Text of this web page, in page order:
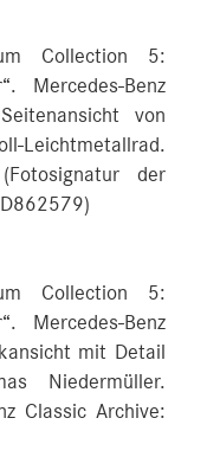
Collection 5:
Mercedes-Benz
von
Leichtmetallrad.
der
Collection 5:
Mercedes-Benz
mit Detail
Niedermüller.
Classic Archive: